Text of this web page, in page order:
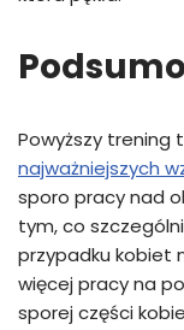
Powyższy
najważniejszych
sporo pracy nad
tym, co
przypadku kobiet
więcej pracy na
sporej części